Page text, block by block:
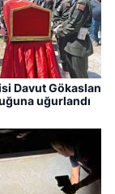
Davut Gökaslan
uğurlandı